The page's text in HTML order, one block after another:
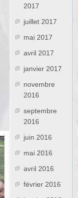
2017
juillet 2017
mai 2017
avril 2017
janvier 2017
novembre
2016
septembre
2016
juin 2016
mai 2016
avril 2016
février 2016